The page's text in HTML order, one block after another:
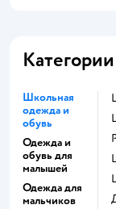
Категории
Школьная
одежда и
обувь
Одежда и
обувь для
малышей
Одежда для
мальчиков